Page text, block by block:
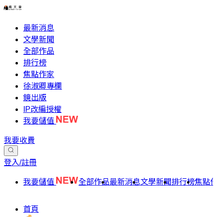
最新消息
文學新聞
全部作品
排行榜
焦點作家
徐淑卿專欄
鏡出版
IP改編授權
我要儲值
我要收費
登入/註冊
我要儲值 全部作品最新消息文學新聞排行榜焦點
首頁